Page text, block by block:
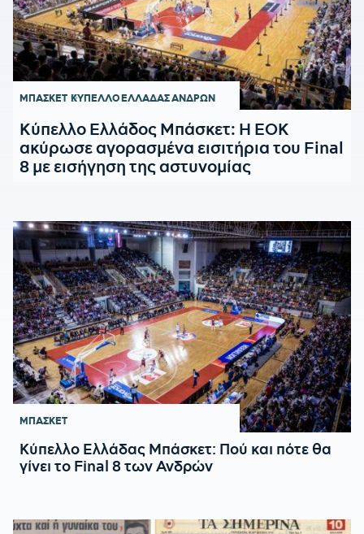
ΜΠΑΣΚΕΤ ΚΥΠΕΛΛΟ ΕΛΛΑΔΑΣ ΑΝΔΡΩΝ
Κύπελλο Ελλάδος Mπάσκετ: Η ΕΟΚ
ακύρωσε αγορασμένα εισιτήρια του Final
8 με εισήγηση της αστυνομίας
ΜΠΑΣΚΕΤ
Κύπελλο Ελλάδας Μπάσκετ: Πού και πότε θα
γίνει το Final 8 των Ανδρών